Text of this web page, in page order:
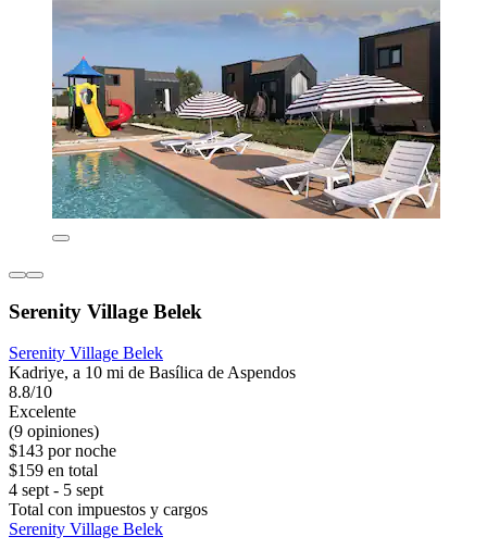
Serenity Village Belek
Serenity Village Belek
Kadriye, a 10 mi de Basílica de Aspendos
8.8/10
Excelente
(9 opiniones)
$143 por noche
$159 en total
4 sept - 5 sept
Total con impuestos y cargos
Serenity Village Belek